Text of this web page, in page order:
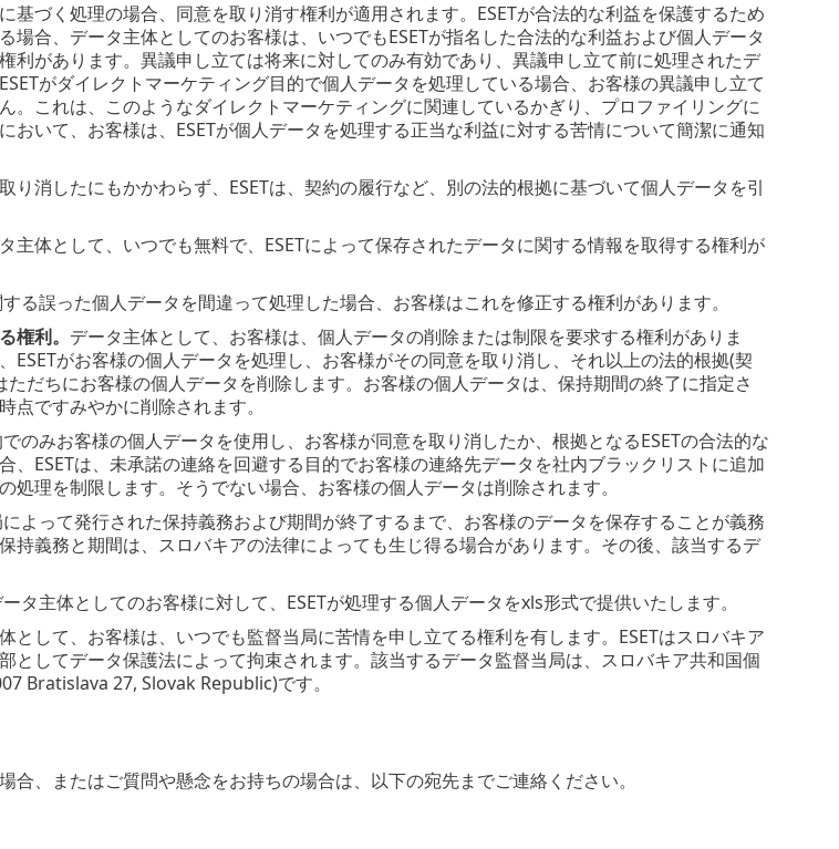
基づく処理の場合、同意を取り消す権利が適用されます。ESETが合法的な利益を保護するため
場合、データ主体としてのお客様は、いつでもESETが指名した合法的な利益および個人データ
利があります。異議申し立ては将来に対してのみ有効であり、異議申し立て前に処理されたデ
がダイレクトマーケティング目的で個人データを処理している場合、お客様の異議申し立て
。これは、このようなダイレクトマーケティングに関連しているかぎり、プロファイリングに
おいて、お客様は、ESETが個人データを処理する正当な利益に対する苦情について簡潔に通知
り消したにもかかわらず、ESETは、契約の履行など、別の法的根拠に基づいて個人データを引
主体として、いつでも無料で、ESETによって保存されたデータに関する情報を取得する権利が
る誤った個人データを間違って処理した場合、お客様はこれを修正する権利があります。
権利。 データ主体として、お客様は、個人データの削除または制限を要求する権利がありま
ESETがお客様の個人データを処理し、お客様がその同意を取り消し、それ以上の法的根拠(契
ただちにお客様の個人データを削除します。お客様の個人データは、保持期間の終了に指定さ
点ですみやかに削除されます。
のみお客様の個人データを使用し、お客様が同意を取り消したか、根拠となるESETの合法的な
、ESETは、未承諾の連絡を回避する目的でお客様の連絡先データを社内ブラックリストに追加
処理を制限します。そうでない場合、お客様の個人データは削除されます。
よって発行された保持義務および期間が終了するまで、お客様のデータを保存することが義務
持義務と期間は、スロバキアの法律によっても生じ得る場合があります。その後、該当するデ
ータ主体としてのお客様に対して、ESETが処理する個人データをxls形式で提供いたします。
として、お客様は、いつでも監督当局に苦情を申し立てる権利を有します。ESETはスロバキア
としてデータ保護法によって拘束されます。該当するデータ監督当局は、スロバキア共和国個
Bratislava 27, Slovak Republic)です。
合、またはご質問や懸念をお持ちの場合は、以下の宛先までご連絡ください。